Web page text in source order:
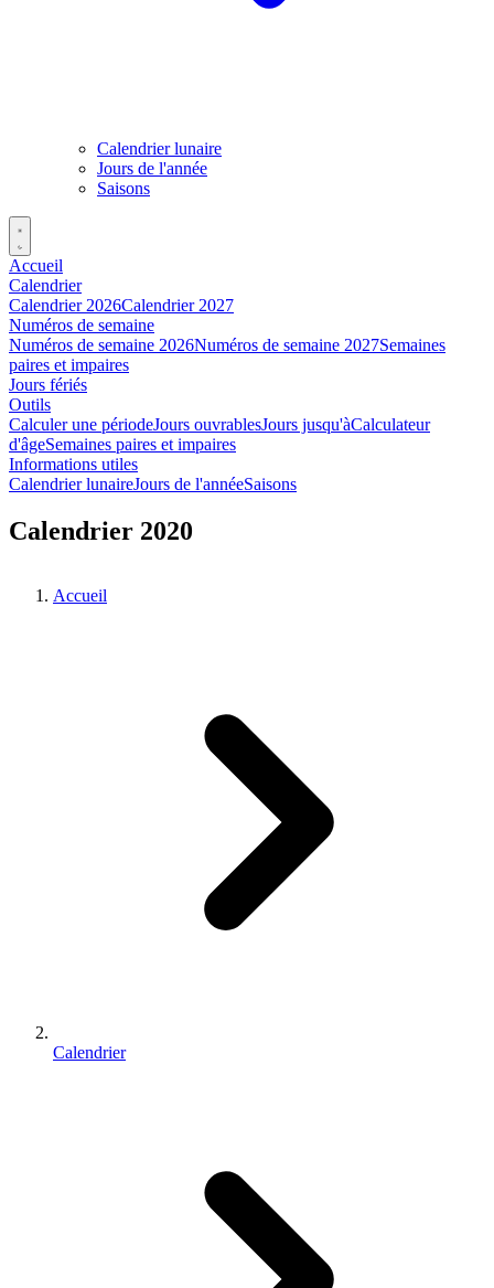
Calendrier lunaire
Jours de l'année
Saisons
Accueil
Calendrier
Calendrier 2026Calendrier 2027
Numéros de semaine
Numéros de semaine 2026Numéros de semaine 2027Semaines
paires et impaires
Jours fériés
Outils
Calculer une périodeJours ouvrablesJours jusqu'àCalculateur
d'âgeSemaines paires et impaires
Informations utiles
Calendrier lunaireJours de l'annéeSaisons
Calendrier 2020
Accueil
Calendrier